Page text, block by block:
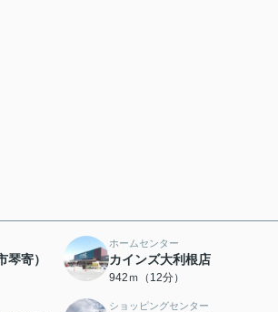
寄）
ホームセンター
カインズ大利根店
942ｍ（12分）
ショッピングセンター